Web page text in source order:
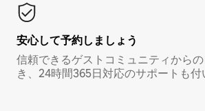
安心して予約しましょう
信頼できるゲストコミュニティから
き、24時間365日対応のサポートも付